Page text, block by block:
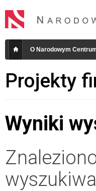
O Narodowym
Projekty
Wyniki